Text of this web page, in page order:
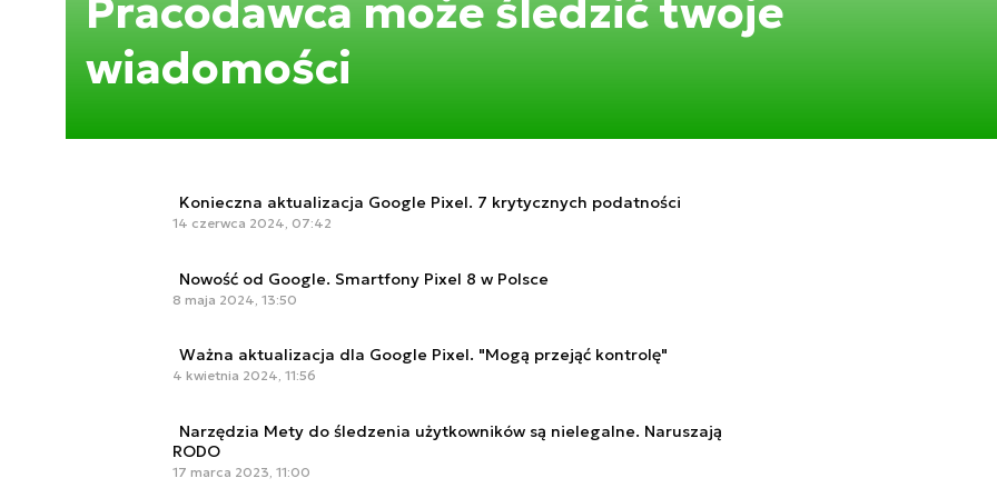
Pracodawca może śledzić twoje
wiadomości
Konieczna aktualizacja Google Pixel. 7 krytycznych podatności
14 czerwca 2024, 07:42
Nowość od Google. Smartfony Pixel 8 w Polsce
8 maja 2024, 13:50
Ważna aktualizacja dla Google Pixel. "Mogą przejąć kontrolę"
4 kwietnia 2024, 11:56
Narzędzia Mety do śledzenia użytkowników są nielegalne. Naruszają
RODO
17 marca 2023, 11:00